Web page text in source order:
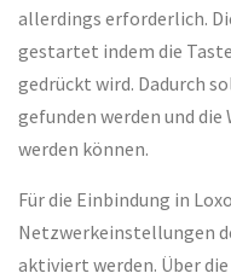
allerdings erforderlich.
gestartet indem die
gedrückt wird. Dadurch
gefunden werden und
werden können.
Für die Einbindung in
Netzwerkeinstellungen
aktiviert werden. Über